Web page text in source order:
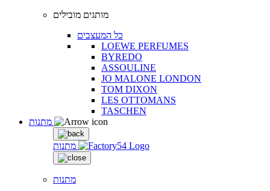
מותגים מובילים
כל המעצבים
LOEWE PERFUMES
BYREDO
ASSOULINE
JO MALONE LONDON
TOM DIXON
LES OTTOMANS
TASCHEN
מתנות
מתנות